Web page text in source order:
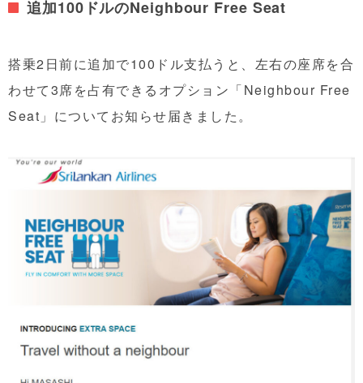
追加100ドルのNeighbour Free Seat
搭乗2日前に追加で100ドル支払うと、左右の座席を合
わせて3席を占有できるオプション「Neighbour Free
Seat」についてお知らせ届きました。